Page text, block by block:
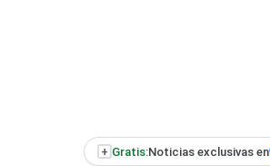
+ Gratis:Noticias exclusivas en